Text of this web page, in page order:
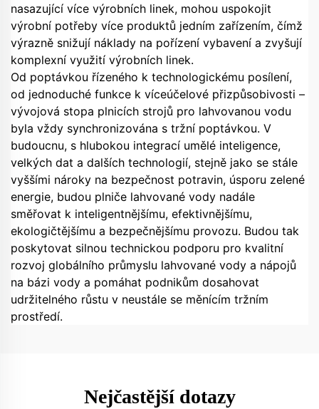
nasazující více výrobních linek, mohou uspokojit
výrobní potřeby více produktů jedním zařízením, čímž
výrazně snižují náklady na pořízení vybavení a zvyšují
komplexní využití výrobních linek.
Od poptávkou řízeného k technologickému posílení,
od jednoduché funkce k víceúčelové přizpůsobivosti –
vývojová stopa plnicích strojů pro lahvovanou vodu
byla vždy synchronizována s tržní poptávkou. V
budoucnu, s hlubokou integrací umělé inteligence,
velkých dat a dalších technologií, stejně jako se stále
vyššími nároky na bezpečnost potravin, úsporu zelené
energie, budou plniče lahvované vody nadále
směřovat k inteligentnějšímu, efektivnějšímu,
ekologičtějšímu a bezpečnějšímu provozu. Budou tak
poskytovat silnou technickou podporu pro kvalitní
rozvoj globálního průmyslu lahvované vody a nápojů
na bázi vody a pomáhat podnikům dosahovat
udržitelného růstu v neustále se měnícím tržním
prostředí.
Nejčastější dotazy